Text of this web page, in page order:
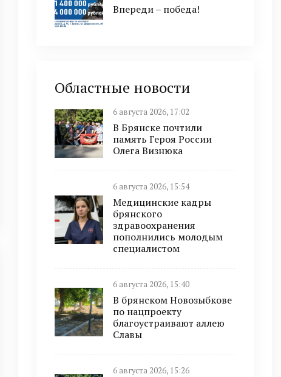
Впереди – победа!
Областные новости
6 августа 2026, 17:02
В Брянске почтили
память Героя России
Олега Визнюка
6 августа 2026, 15:54
Медицинские кадры
брянского
здравоохранения
пополнились молодым
специалистом
6 августа 2026, 15:40
В брянском Новозыбкове
по нацпроекту
благоустраивают аллею
Славы
6 августа 2026, 15:26